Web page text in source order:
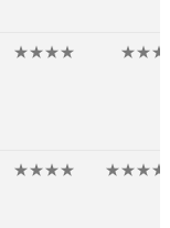
★★★★ ★★★
★★★★